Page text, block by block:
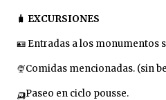
🧳 EXCURSIONES
🪪 Entradas a los monumentos
🍨Comidas mencionadas. (sin
🛺Paseo en ciclo pousse.